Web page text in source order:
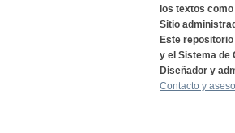
los textos
Sitio
Este
y el Sistema de
Diseñador y
Contacto y